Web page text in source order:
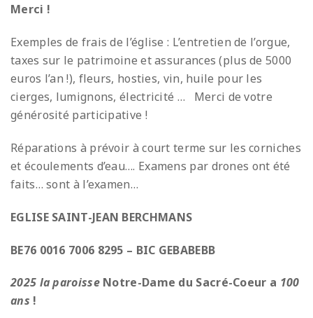
Merci !
Exemples de frais de l’église : L’entretien de l’orgue,
taxes sur le patrimoine et assurances (plus de 5000
euros l’an !), fleurs, hosties, vin, huile pour les
cierges, lumignons, électricité … Merci de votre
générosité participative !
Réparations à prévoir à court terme sur les corniches
et écoulements d’eau…. Examens par drones ont été
faits… sont à l’examen…
EGLISE SAINT-JEAN BERCHMANS
BE76 0016 7006 8295 – BIC GEBABEBB
2025 la paroisse Notre-Dame du Sacré-Coeur a 100
ans !